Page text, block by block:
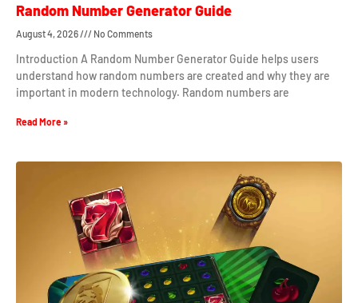
Random Number Generator Guide
August 4, 2026 No Comments
Introduction A Random Number Generator Guide helps users
understand how random numbers are created and why they are
important in modern technology. Random numbers are
Read More »